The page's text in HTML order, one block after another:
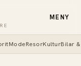
MENY
ModeResorKulturBilar